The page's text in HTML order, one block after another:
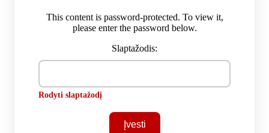
This content is password-protected. To view it,
please enter the password below.
Slaptažodis:
Rodyti slaptažodį